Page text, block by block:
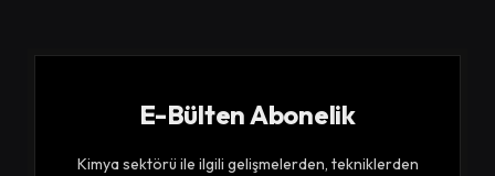
E-Bülten Abonelik
Kimya sektörü ile ilgili gelişmelerden, tekniklerden